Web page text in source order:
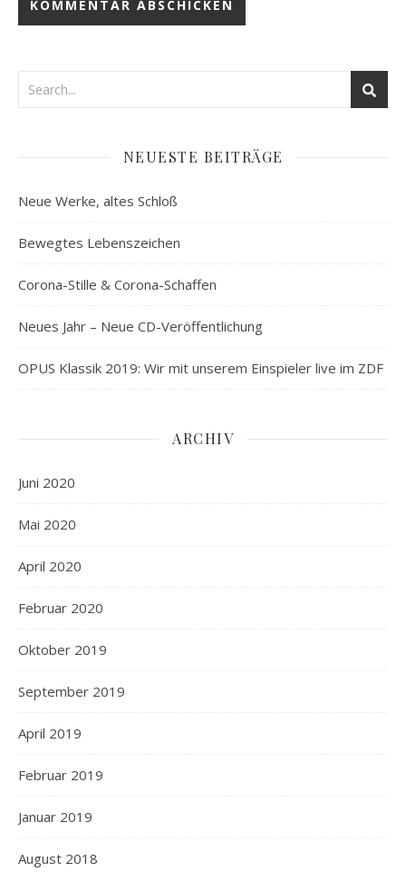
NEUESTE BEITRÄGE
Neue Werke, altes Schloß
Bewegtes Lebenszeichen
Corona-Stille & Corona-Schaffen
Neues Jahr – Neue CD-Veröffentlichung
OPUS Klassik 2019: Wir mit unserem Einspieler live im ZDF
ARCHIV
Juni 2020
Mai 2020
April 2020
Februar 2020
Oktober 2019
September 2019
April 2019
Februar 2019
Januar 2019
August 2018